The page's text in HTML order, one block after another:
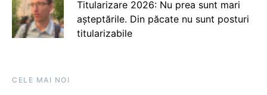
Titularizare 2026: Nu prea sunt mari
așteptările. Din păcate nu sunt posturi
titularizabile
CELE MAI NOI